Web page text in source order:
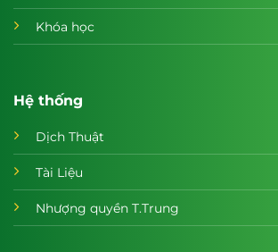
Khóa học
Hệ thống
Dịch Thuật
Tài Liệu
Nhượng quyền T.Trung